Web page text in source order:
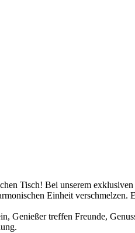
Tisch! Bei unserem
Einheit verschmelzen.
Genießer treffen Freunde,